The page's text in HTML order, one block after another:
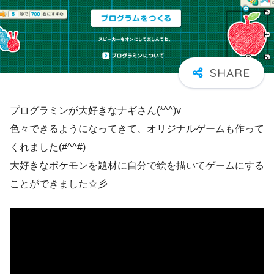
プログラミンが大好きなナギさん(*^^)v
色々できるようになってきて、オリジナルゲームも作って
くれました(#^^#)
大好きなポケモンを題材に自分で絵を描いてゲームにする
ことができました☆彡